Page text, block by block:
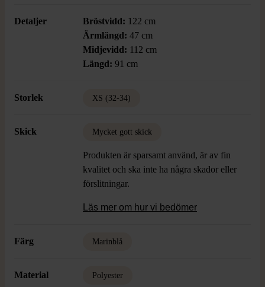
Detaljer Bröstvidd: 122 cm
Ärmlängd: 47 cm
Midjevidd: 112 cm
Längd: 91 cm
Storlek XS (32-34)
Skick Mycket gott skick
Produkten är sparsamt använd, är av fin
kvalitet och ska inte ha några skador eller
förslitningar.
Läs mer om hur vi bedömer
Färg Marinblå
Material Polyester